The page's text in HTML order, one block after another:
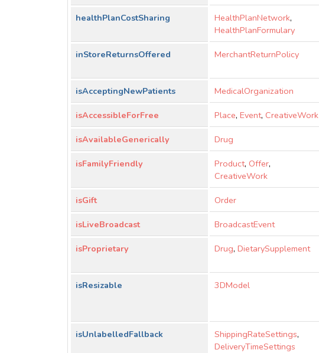
healthPlanCostSharing HealthPlanNetwork,
HealthPlanFormulary
inStoreReturnsOffered MerchantReturnPolicy
isAcceptingNewPatients MedicalOrganization
isAccessibleForFree Place, Event, CreativeWork
isAvailableGenerically Drug
isFamilyFriendly Product, Offer,
CreativeWork
isGift Order
isLiveBroadcast BroadcastEvent
isProprietary Drug, DietarySupplement
isResizable 3DModel
isUnlabelledFallback ShippingRateSettings,
DeliveryTimeSettings